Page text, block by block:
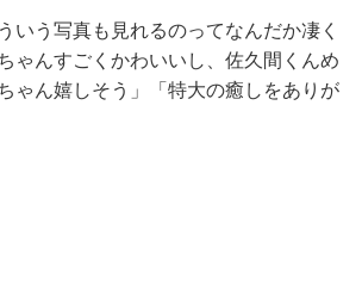
いう写真も見れるのってなんだか凄く
ゃんすごくかわいいし、佐久間くんめ
ゃん嬉しそう」「特大の癒しをありが